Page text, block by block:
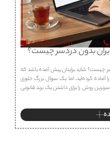
بدون دردسر چیست؟
چیست؟ شاید برایتان پیش آمده باشد که
آماده کرده‌اید، اما یک سوال بزرگ جلوی
روش را برای داشتن یک برند قانونی